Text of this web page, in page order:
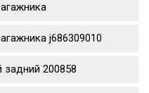
j686309010
200858